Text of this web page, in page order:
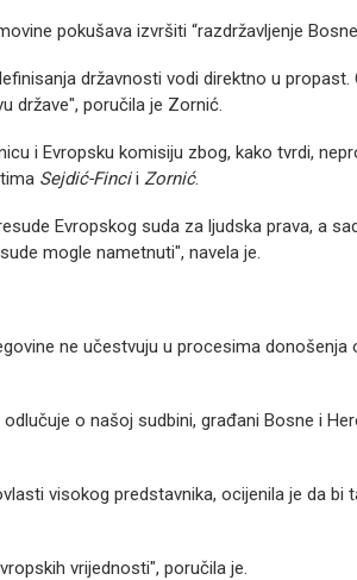
pokušava izvršiti “razdržavljenje
državnosti vodi direktno u propast.
države", poručila je Zornić.
i Evropsku komisiju zbog, kako tvrdi,
Sejdić-Fincii Zornić.
Evropskog suda za ljudska prava, a
mogle nametnuti", navela je.
ne učestvuju u procesima donošenja
o našoj sudbini, građani Bosne i
visokog predstavnika, ocijenila je da bi
vrijednosti", poručila je.